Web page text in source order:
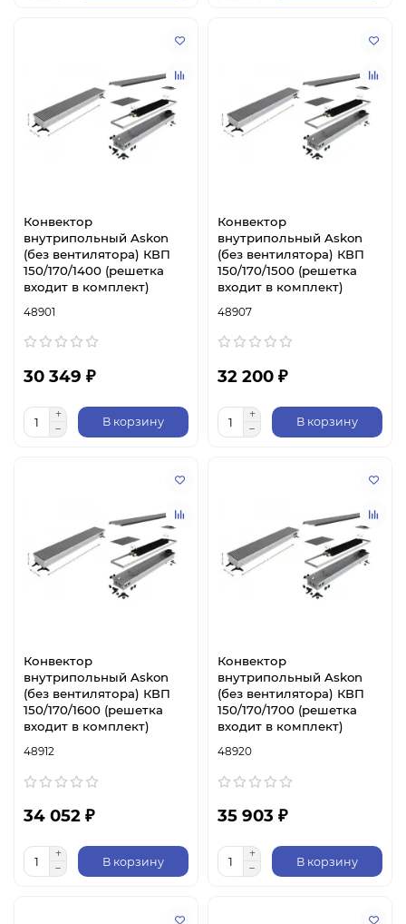
Конвектор
внутрипольный Askon
(без вентилятора) КВП
150/170/1400 (решетка
входит в комплект)
48901
30 349 ₽
В корзину
Конвектор
внутрипольный Askon
(без вентилятора) КВП
150/170/1500 (решетка
входит в комплект)
48907
32 200 ₽
В корзину
Конвектор
внутрипольный Askon
(без вентилятора) КВП
150/170/1600 (решетка
входит в комплект)
48912
34 052 ₽
В корзину
Конвектор
внутрипольный Askon
(без вентилятора) КВП
150/170/1700 (решетка
входит в комплект)
48920
35 903 ₽
В корзину